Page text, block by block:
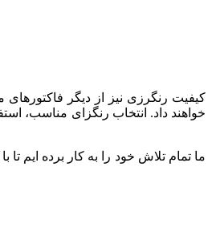
کیفیت رنگرزی نیز از دیگر
خواهند داد. انتخاب رنگزای مناسب،
ما تمام تلاش خود را به کار برده ایم